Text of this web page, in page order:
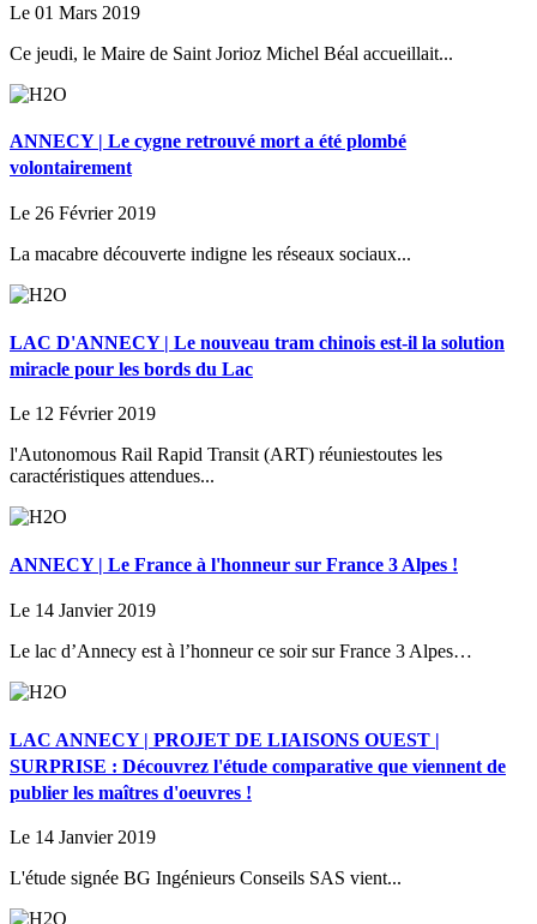
Le 01 Mars 2019
Ce jeudi, le Maire de Saint Jorioz Michel Béal accueillait...
ANNECY | Le cygne retrouvé mort a été plombé
volontairement
Le 26 Février 2019
La macabre découverte indigne les réseaux sociaux...
LAC D'ANNECY | Le nouveau tram chinois est-il la solution
miracle pour les bords du Lac
Le 12 Février 2019
l'Autonomous Rail Rapid Transit (ART) réuniestoutes les
caractéristiques attendues...
ANNECY | Le France à l'honneur sur France 3 Alpes !
Le 14 Janvier 2019
Le lac d’Annecy est à l’honneur ce soir sur France 3 Alpes…
LAC ANNECY | PROJET DE LIAISONS OUEST |
SURPRISE : Découvrez l'étude comparative que viennent de
publier les maîtres d'oeuvres !
Le 14 Janvier 2019
L'étude signée BG Ingénieurs Conseils SAS vient...